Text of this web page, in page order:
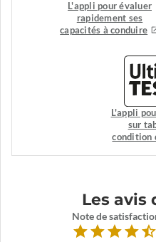
L'appli pour évaluer
rapidement ses
capacités à conduire
L'appli
sur
condition
Les avis
Note de